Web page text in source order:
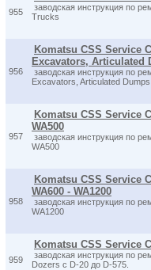
955
заводская инструкция по
Trucks
956
Komatsu CSS Service
Excavators, Articulated
заводская инструкция по
Excavators, Articulated
957
Komatsu CSS Service
WA500
заводская инструкция по
WA500
958
Komatsu CSS Service
WA600 - WA1200
заводская инструкция по
WA1200
959
Komatsu CSS Service
заводская инструкция по
Dozers с D-20 до D-575.